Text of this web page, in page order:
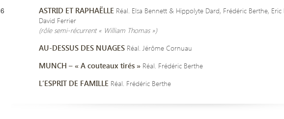
ASTRID ET RAPHAËLLERéal. Elsa Bennett & Hippolyte Dard, Frédéric Berthe,
David Ferrier
(rôle semi-récurrent « William Thomas »)
AU-DESSUS DES NUAGESRéal. Jérôme Cornuau
MUNCH – « A couteaux tirés » Réal. Frédéric Berthe
L’ESPRIT DE FAMILLE Réal. Frédéric Berthe